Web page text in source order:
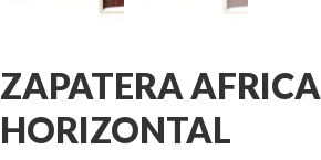
ZAPATERA AFRICA
HORIZONTAL